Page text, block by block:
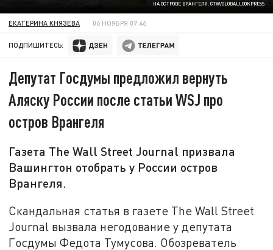
НА ОСТРОВЕ ВРАНГЕЛЯ. GTW/GLOBALLOOKPRESS
ЕКАТЕРИНА КНЯЗЕВА 06 НОЯБРЯ 07:46
ПОДПИШИТЕСЬ:
Депутат Госдумы предложил вернуть
Аляску России после статьи WSJ про
остров Врангеля
Газета The Wall Street Journal призвала
Вашингтон отобрать у России остров
Врангеля.
Скандальная статья в газете The Wall Street
Journal вызвала негодование у депутата
Госдумы Федота Тумусова. Обозреватель